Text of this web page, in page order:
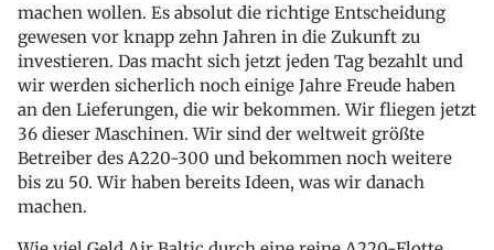
machen wollen. Es absolut die richtige Entscheidung
gewesen vor knapp zehn Jahren in die Zukunft zu
investieren. Das macht sich jetzt jeden Tag bezahlt und
wir werden sicherlich noch einige Jahre Freude haben
an den Lieferungen, die wir bekommen. Wir fliegen jetzt
36 dieser Maschinen. Wir sind der weltweit größte
Betreiber des A220-300 und bekommen noch weitere
bis zu 50. Wir haben bereits Ideen, was wir danach
machen.